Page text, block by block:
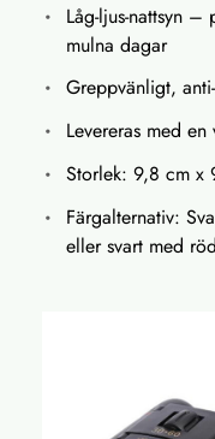
Låg-ljus-nattsyn
mulna dagar
Greppvänligt,
Levereras med
Storlek: 9,8 cm x
Färgalternativ:
eller svart med